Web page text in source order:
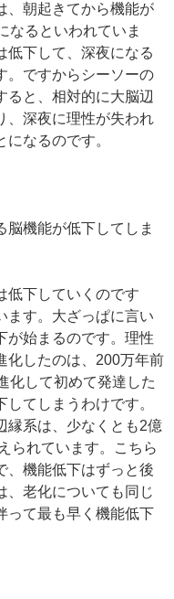
、朝起きてから機能が
なるといわれていま
低下して、深夜になる
。ですからシーソーの
ると、相対的に大脳辺
、深夜に理性が失われ
なるのです。
機能が低下してしま
低下していくのです
ます。大ざっぱに言い
が始まるのです。理性
化したのは、200万年前
化して初めて発達した
てしまうわけです。
縁系は、少なくとも2億
られています。こちら
、機能低下はずっと後
、老化についても同じ
って最も早く機能低下